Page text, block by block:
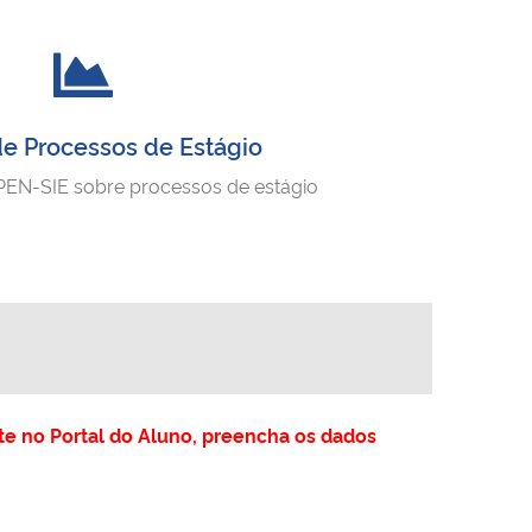
Processos de Estágio
SIE sobre processos de estágio
no Portal do Aluno, preencha os dados